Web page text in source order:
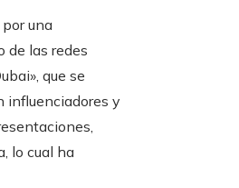
una
de las redes
que se
influenciadores y
lo cual ha